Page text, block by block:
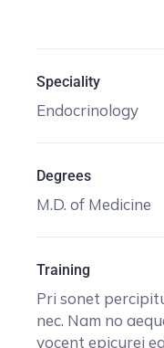
Speciality
Endocrinology
Degrees
M.D. of Medicine
Training
Pri sonet
nec. Nam no
vocent epicurei